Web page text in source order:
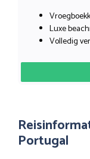
Luxe
Volledig
Portugal